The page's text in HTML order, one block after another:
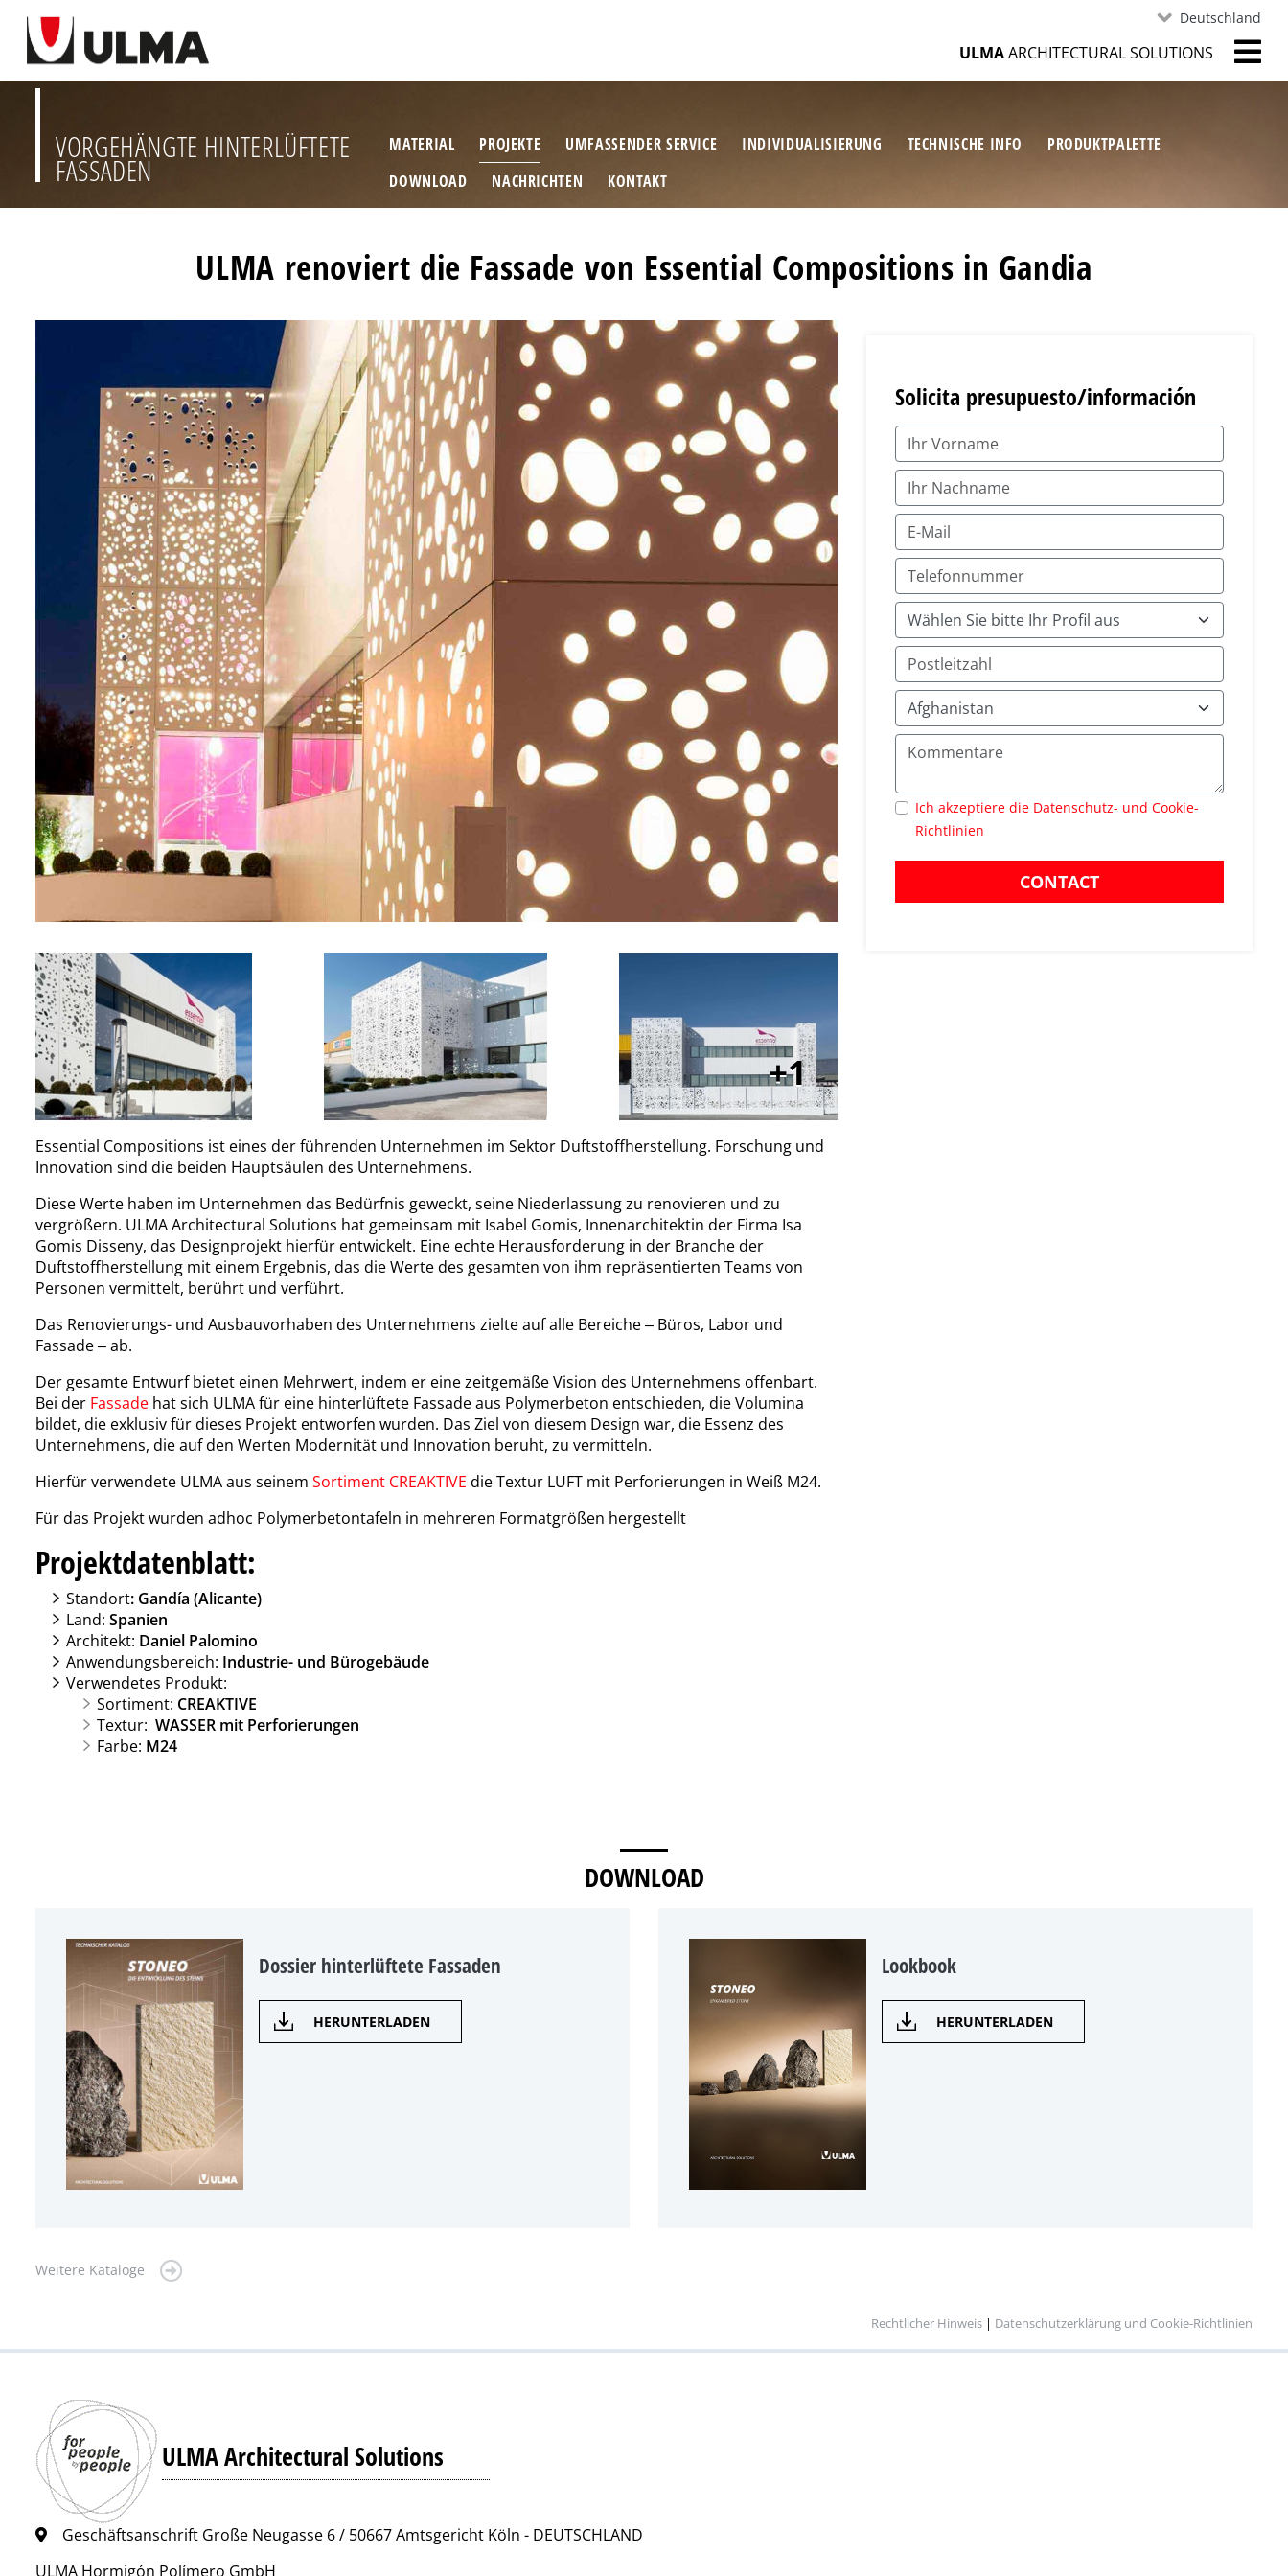
Deutschland
ULMAARCHITECTURAL SOLUTIONS
VORGEHÄNGTE HINTERLÜFTETE
FASSADEN
MATERIAL PROJEKTE UMFASSENDER SERVICE INDIVIDUALISIERUNG TECHNISCHE INFO
PRODUKTPALETTE
DOWNLOAD
NACHRICHTEN KONTAKT
ULMA renoviert die Fassade von Essential Compositions in Gandia
1
Essential Compositions ist eines der führenden Unternehmen im Sektor Duftstoffherstellung. Forschung und
Innovation sind die beiden Hauptsäulen des Unternehmens.
Diese Werte haben im Unternehmen das Bedürfnis geweckt, seine Niederlassung zu renovieren und zu
vergrößern. ULMA Architectural Solutions hat gemeinsam mit Isabel Gomis, Innenarchitektin der Firma Isa
Gomis Disseny, das Designprojekt hierfür entwickelt. Eine echte Herausforderung in der Branche der
Duftstoffherstellung mit einem Ergebnis, das die Werte des gesamten von ihm repräsentierten Teams von
Personen vermittelt, berührt und verführt.
Das Renovierungs- und Ausbauvorhaben des Unternehmens zielte auf alle Bereiche ‒ Büros, Labor und
Fassade ‒ ab.
Der gesamte Entwurf bietet einen Mehrwert, indem er eine zeitgemäße Vision des Unternehmens offenbart.
Bei der Fassade hat sich ULMA für eine hinterlüftete Fassade aus Polymerbeton entschieden, die Volumina
bildet, die exklusiv für dieses Projekt entworfen wurden. Das Ziel von diesem Design war, die Essenz des
Unternehmens, die auf den Werten Modernität und Innovation beruht, zu vermitteln.
Hierfür verwendete ULMA aus seinem Sortiment CREAKTIVE die Textur LUFT mit Perforierungen in Weiß M24.
Für das Projekt wurden adhoc Polymerbetontafeln in mehreren Formatgrößen hergestellt
Projektdatenblatt:
Standort: Gandía (Alicante)
Land: Spanien
Architekt: Daniel Palomino
Anwendungsbereich: Industrie- und Bürogebäude
Verwendetes Produkt:
Sortiment: CREAKTIVE
Textur: WASSER mit Perforierungen
Farbe: M24
Solicita presupuesto/información
Ich akzeptiere die Datenschutz- und Cookie-
Richtlinien
CONTACT
DOWNLOAD
Dossier hinterlüftete Fassaden
HERUNTERLADEN
Lookbook
HERUNTERLADEN
Weitere Kataloge
Rechtlicher Hinweis | Datenschutzerklärung und Cookie-Richtlinien
ULMA Architectural Solutions
Geschäftsanschrift Große Neugasse 6 / 50667 Amtsgericht Köln - DEUTSCHLAND
ULMA Hormigón Polímero GmbH